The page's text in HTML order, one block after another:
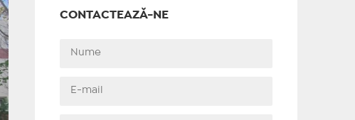
CONTACTEAZĂ-NE